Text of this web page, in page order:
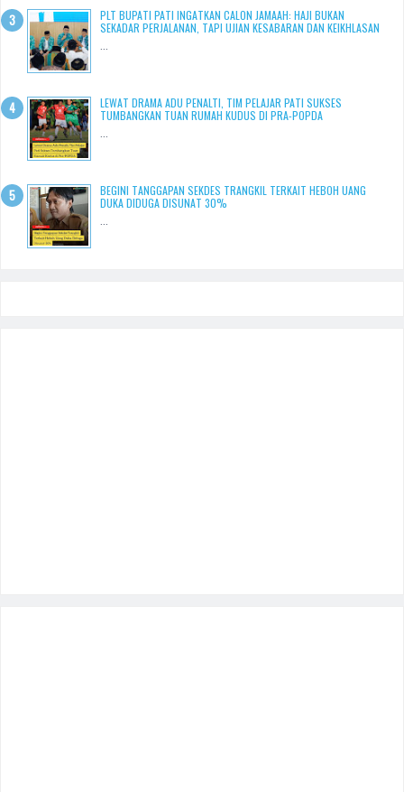
PLT BUPATI PATI INGATKAN CALON JAMAAH: HAJI BUKAN
SEKADAR PERJALANAN, TAPI UJIAN KESABARAN DAN KEIKHLASAN
LEWAT DRAMA ADU PENALTI, TIM PELAJAR PATI SUKSES
TUMBANGKAN TUAN RUMAH KUDUS DI PRA-POPDA
BEGINI TANGGAPAN SEKDES TRANGKIL TERKAIT HEBOH UANG
DUKA DIDUGA DISUNAT 30%